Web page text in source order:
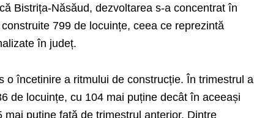
Bistrița-Năsăud, dezvoltarea s-a concentrat în
799 de locuințe, ceea ce reprezintă
în județ.
o încetinire a ritmului de construcție. În trimestrul al
de locuințe, cu 104 mai puține decât în aceeași
puține față de trimestrul anterior. Dintre